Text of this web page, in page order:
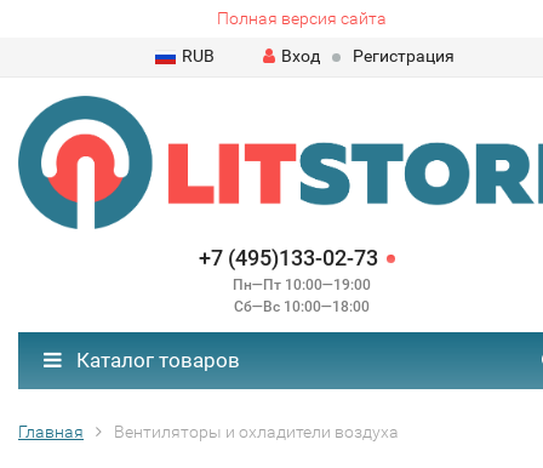
Полная версия сайта
RUB
Вход Регистрация
+7 (495)133-02-73
Пн—Пт 10:00—19:00
Сб—Вс 10:00—18:00
Каталог товаров
Главная Вентиляторы и охладители воздуха